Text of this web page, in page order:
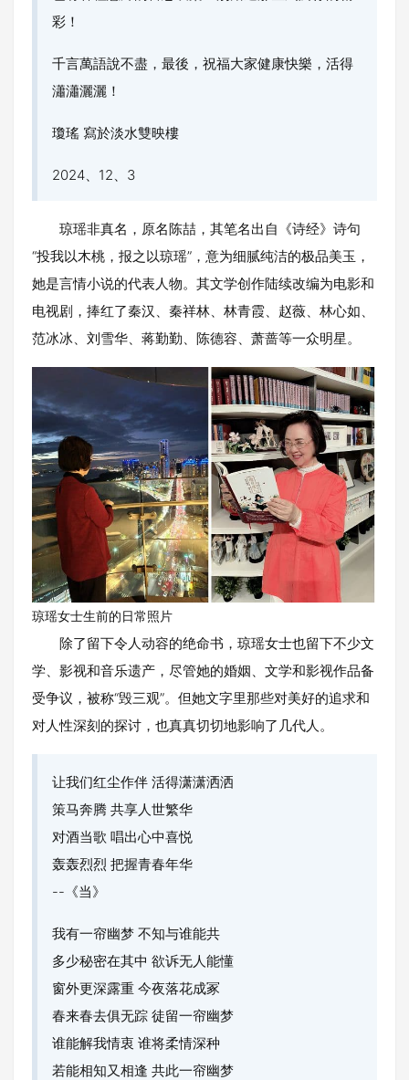
彩！
千言萬語說不盡，最後，祝福大家健康快樂，活得
瀟瀟灑灑！
瓊瑤 寫於淡水雙映樓
2024、12、3
琼瑶非真名，原名陈喆，其笔名出自《诗经》诗句
“投我以木桃，报之以琼瑶”，意为细腻纯洁的极品美玉，
她是言情小说的代表人物。其文学创作陆续改编为电影和
电视剧，捧红了秦汉、秦祥林、林青霞、赵薇、林心如、
范冰冰、刘雪华、蒋勤勤、陈德容、萧蔷等一众明星。
琼瑶女士生前的日常照片
除了留下令人动容的绝命书，琼瑶女士也留下不少文
学、影视和音乐遗产，尽管她的婚姻、文学和影视作品备
受争议，被称“毁三观”。但她文字里那些对美好的追求和
对人性深刻的探讨，也真真切切地影响了几代人。
让我们红尘作伴 活得潇潇洒洒
策马奔腾 共享人世繁华
对酒当歌 唱出心中喜悦
轰轰烈烈 把握青春年华
--《当》
我有一帘幽梦 不知与谁能共
多少秘密在其中 欲诉无人能懂
窗外更深露重 今夜落花成冢
春来春去俱无踪 徒留一帘幽梦
谁能解我情衷 谁将柔情深种
若能相知又相逢 共此一帘幽梦